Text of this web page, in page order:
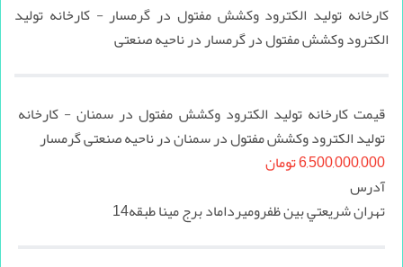
كارخانه توليد الكترود وكشش مفتول در گرمسار - كارخانه توليد
الكترود وكشش مفتول در گرمسار در ناحیه صنعتی
قیمت كارخانه توليد الكترود وكشش مفتول در سمنان - كارخانه
توليد الكترود وكشش مفتول در سمنان در ناحیه صنعتی گرمسار
6,500,000,000 تومان
آدرس
تهران شريعتي بين ظفروميرداماد برج مينا طبقه14